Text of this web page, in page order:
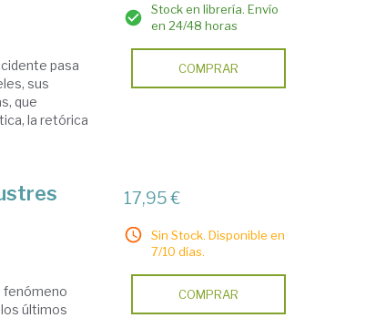
pasa
sus
que
la retórica
Stock en librería. Envío
en 24/48 horas
COMPRAR
fenómeno
últimos
17,95 €
Sin Stock. Disponible en
7/10 días.
COMPRAR